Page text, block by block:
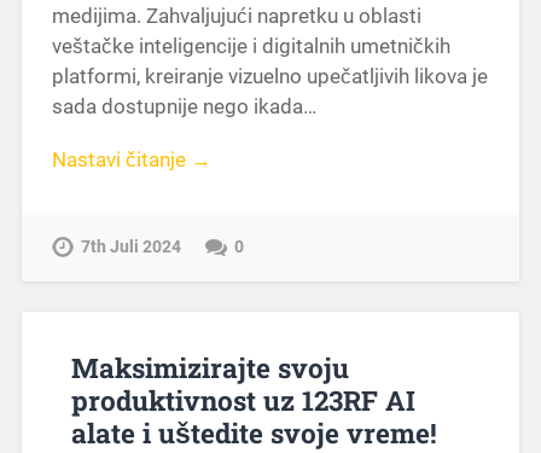
medijima. Zahvaljujući napretku u oblasti
veštačke inteligencije i digitalnih umetničkih
platformi, kreiranje vizuelno upečatljivih likova je
sada dostupnije nego ikada…
Nastavi čitanje →
7th Juli 2024 0
Maksimizirajte svoju
produktivnost uz 123RF AI
alate i uštedite svoje vreme!